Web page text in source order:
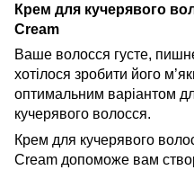
Крем для кучерявого
Cream
Ваше волосся густе,
хотілося зробити його
оптимальним варіантом
кучерявого волосся.
Крем для кучерявого
Cream допоможе вам